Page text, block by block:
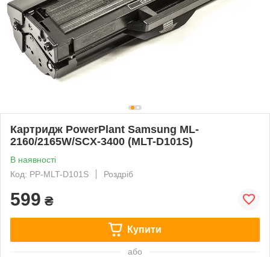
Картридж PowerPlant Samsung ML-
2160/2165W/SCX-3400 (MLT-D101S)
В наявності
Код: PP-MLT-D101S
Роздріб
599 ₴
Купити
або